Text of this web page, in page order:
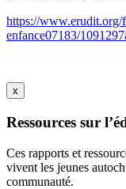
https://www.erudit.org/
enfance07183/
x
Ressources sur
Ces rapports et
vivent les jeunes
communauté.